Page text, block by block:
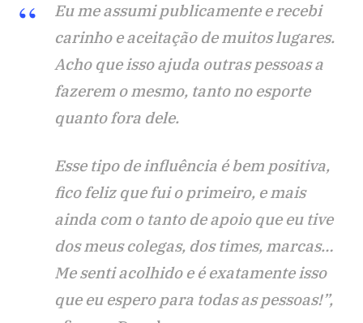
Eu me assumi publicamente e recebi
carinho e aceitação de muitos lugares.
Acho que isso ajuda outras pessoas a
fazerem o mesmo, tanto no esporte
quanto fora dele.
Esse tipo de influência é bem positiva,
fico feliz que fui o primeiro, e mais
ainda com o tanto de apoio que eu tive
dos meus colegas, dos times, marcas…
Me senti acolhido e é exatamente isso
que eu espero para todas as pessoas!”,